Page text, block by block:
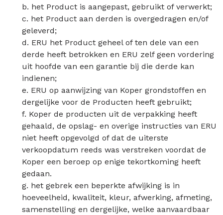
b. het Product is aangepast, gebruikt of verwerkt;
c. het Product aan derden is overgedragen en/of
geleverd;
d. ERU het Product geheel of ten dele van een
derde heeft betrokken en ERU zelf geen vordering
uit hoofde van een garantie bij die derde kan
indienen;
e. ERU op aanwijzing van Koper grondstoffen en
dergelijke voor de Producten heeft gebruikt;
f. Koper de producten uit de verpakking heeft
gehaald, de opslag- en overige instructies van ERU
niet heeft opgevolgd of dat de uiterste
verkoopdatum reeds was verstreken voordat de
Koper een beroep op enige tekortkoming heeft
gedaan.
g. het gebrek een beperkte afwijking is in
hoeveelheid, kwaliteit, kleur, afwerking, afmeting,
samenstelling en dergelijke, welke aanvaardbaar